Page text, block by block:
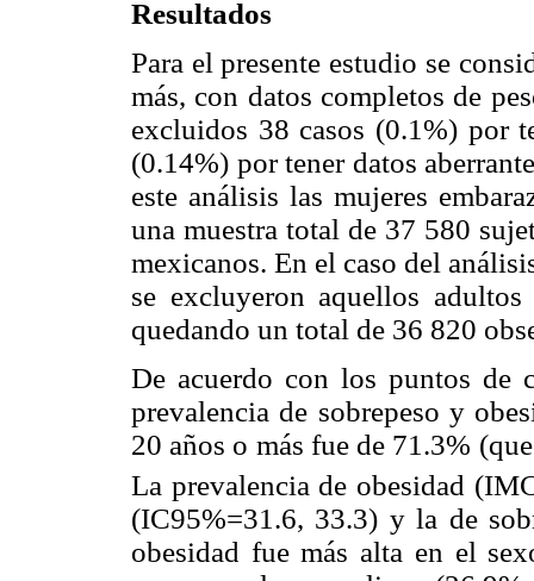
Resultados
Para el presente estudio se
más, con datos completos de
excluidos 38 casos (0.1%) por
(0.14%) por tener datos
este análisis las mujeres
una muestra total de 37 580
mexicanos. En el caso del
se excluyeron aquellos
quedando un total de 36 820
De acuerdo con los puntos de
prevalencia de sobrepeso y
20 años o más fue de 71.3%
La prevalencia de obesidad
(IC95%=31.6, 33.3) y la de
obesidad fue más alta en el